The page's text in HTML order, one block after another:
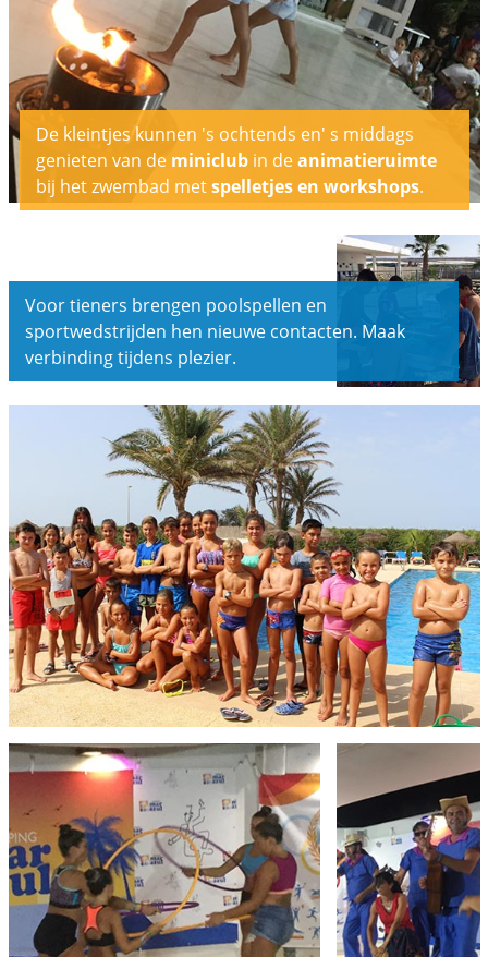
De kleintjes kunnen 's ochtends en' s middags
genieten van de miniclubin deanimatieruimte
bij het zwembad metspelletjes en workshops.
Voor tieners brengen poolspellen en
sportwedstrijden hen nieuwe contacten. Maak
verbinding tijdens plezier.